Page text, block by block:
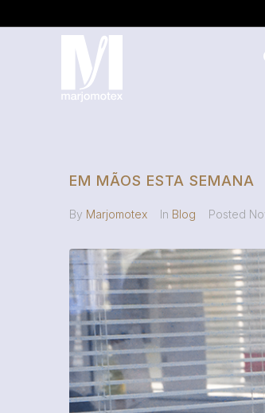
EM MÃOS ESTA SEMANA
By Marjomotex In Blog Posted